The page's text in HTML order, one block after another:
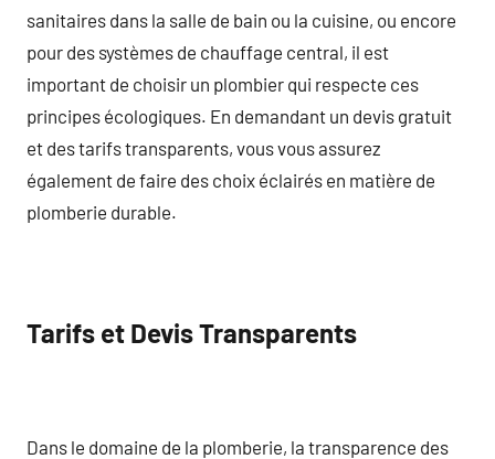
sanitaires dans la salle de bain ou la cuisine, ou encore
pour des systèmes de chauffage central, il est
important de choisir un plombier qui respecte ces
principes écologiques. En demandant un devis gratuit
et des tarifs transparents, vous vous assurez
également de faire des choix éclairés en matière de
plomberie durable.
Tarifs et Devis Transparents
Dans le domaine de la plomberie, la transparence des